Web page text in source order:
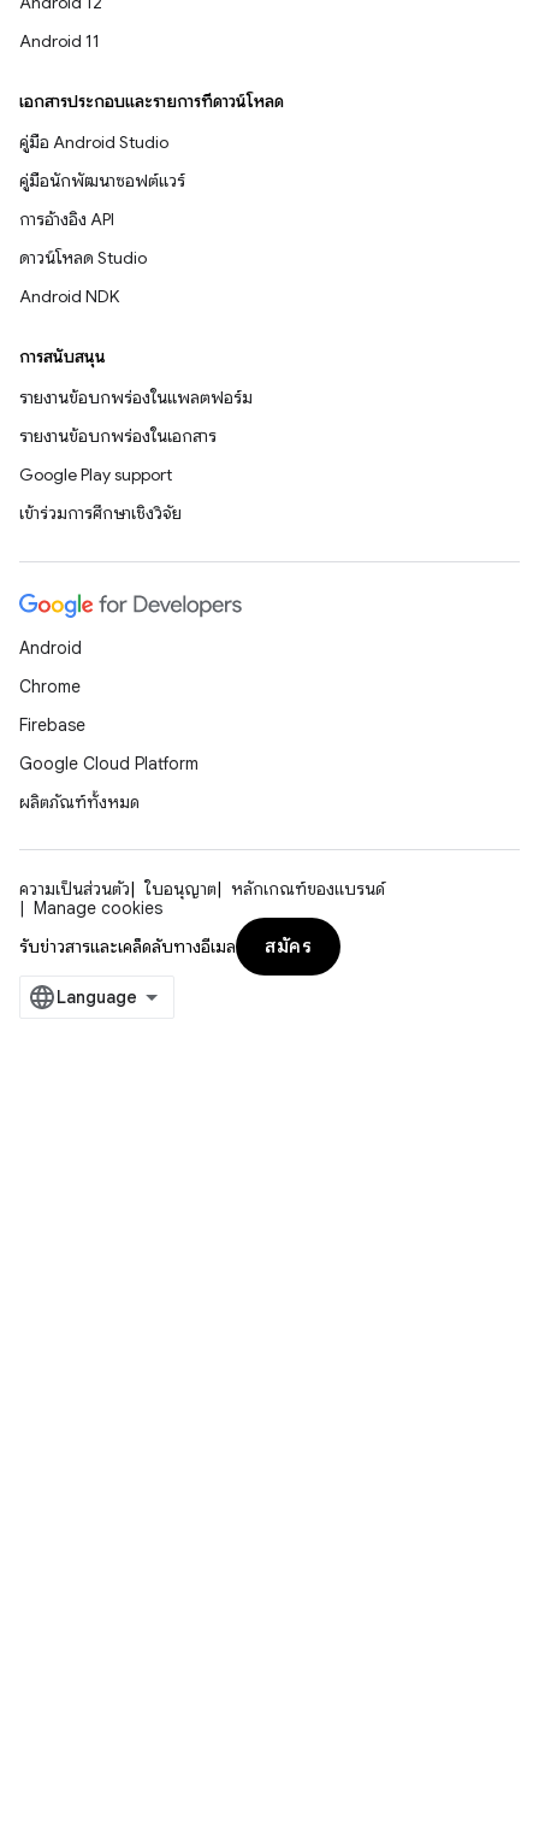
Android 11
เอกสารประกอบและรายการที่ดาวน์โหลด
คู่มือ Android Studio
คู่มือนักพัฒนาซอฟต์แวร์
การอ้างอิง API
ดาวน์โหลด Studio
Android NDK
การสนับสนุน
รายงานข้อบกพร่องในแพลตฟอร์ม
รายงานข้อบกพร่องในเอกสาร
Google Play support
เข้าร่วมการศึกษาเชิงวิจัย
Android
Chrome
Firebase
Google Cloud Platform
ผลิตภัณฑ์ทั้งหมด
ความเป็นส่วนตัว ใบอนุญาต
หลักเกณฑ์ของแบรนด์
Manage cookies
รับข่าวสารและเคล็ดลับทางอีเมล
สมัคร